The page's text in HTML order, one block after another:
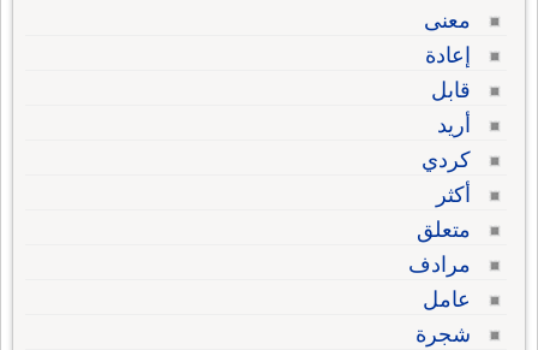
معنى
إعادة
قابل
أريد
كردي
أكثر
متعلق
مرادف
عامل
شجرة